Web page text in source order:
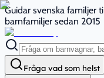
Guidar svenska familjer
barnfamiljer sedan 2015
Fråga vad som helst